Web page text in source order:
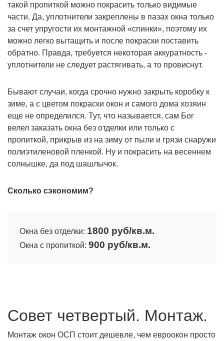
такой пропиткой можно покрасить только видимые
части. Да, уплотнители закреплены в пазах окна только
за счет упругости их монтажной «спинки», поэтому их
можно легко вытащить и после покраски поставить
обратно. Правда, требуется некоторая аккуратность -
уплотнители не следует растягивать, а то провиснут.
Бывают случаи, когда срочно нужно закрыть коробку к
зиме, а с цветом покраски окон и самого дома хозяин
еще не определился. Тут, что называется, сам Бог
велел заказать окна без отделки или только с
пропиткой, прикрыв из на зиму от пыли и грязи снаружи
полиэтиленовой пленкой. Ну и покрасить на весеннем
солнышке, да под шашлычок.
Сколько сэкономим?
Окна без отделки: 1800 руб/кв.м.
Окна с пропиткой: 900 руб/кв.м.
Совет четвертый. Монтаж.
Монтаж окон ОСП стоит дешевле, чем евроокон просто